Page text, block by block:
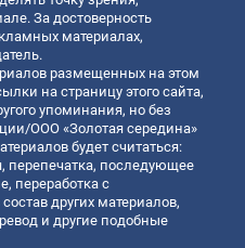
За достоверность
материалах,
размещенных на этом
на страницу этого сайта,
упоминания, но без
ООО «Золотая середина»
будет считаться:
перепечатка, последующее
переработка с
других материалов,
и другие подобные